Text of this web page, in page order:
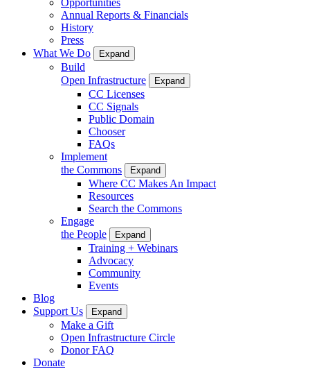
Annual Reports & Financials
History
Press
What We Do
Expand
Build
Open Infrastructure
Expand
CC Licenses
CC Signals
Public Domain
Chooser
FAQs
Implement
the Commons
Expand
Where CC Makes An Impact
Resources
Search the Commons
Engage
the People
Expand
Training + Webinars
Advocacy
Community
Events
Blog
Support Us
Expand
Make a Gift
Open Infrastructure Circle
Donor FAQ
Donate